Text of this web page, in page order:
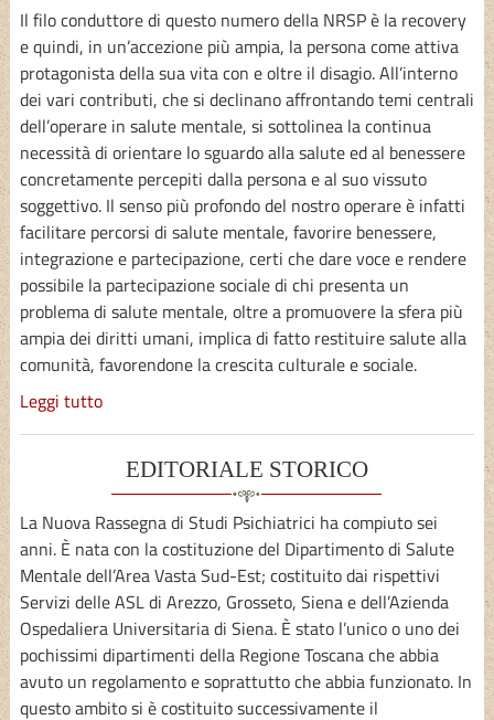
Il filo conduttore di questo numero della NRSP è la recovery
e quindi, in un’accezione più ampia, la persona come attiva
protagonista della sua vita con e oltre il disagio. All’interno
dei vari contributi, che si declinano affrontando temi centrali
dell’operare in salute mentale, si sottolinea la continua
necessità di orientare lo sguardo alla salute ed al benessere
concretamente percepiti dalla persona e al suo vissuto
soggettivo. Il senso più profondo del nostro operare è infatti
facilitare percorsi di salute mentale, favorire benessere,
integrazione e partecipazione, certi che dare voce e rendere
possibile la partecipazione sociale di chi presenta un
problema di salute mentale, oltre a promuovere la sfera più
ampia dei diritti umani, implica di fatto restituire salute alla
comunità, favorendone la crescita culturale e sociale.
Leggi tutto
EDITORIALE STORICO
La Nuova Rassegna di Studi Psichiatrici ha compiuto sei
anni. È nata con la costituzione del Dipartimento di Salute
Mentale dell’Area Vasta Sud-Est; costituito dai rispettivi
Servizi delle ASL di Arezzo, Grosseto, Siena e dell’Azienda
Ospedaliera Universitaria di Siena. È stato l’unico o uno dei
pochissimi dipartimenti della Regione Toscana che abbia
avuto un regolamento e soprattutto che abbia funzionato. In
questo ambito si è costituito successivamente il